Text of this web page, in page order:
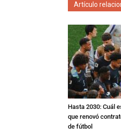
Artículo
Hasta 2030: Cuál
que renovó
de fútbol